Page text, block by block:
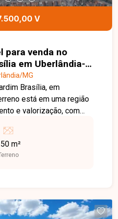
V
para venda no
em Uberlândia-
MG
Brasília, em
está em uma região
e valorização, com
e próximo a
farmácias, comércios e
praticidade e
para projetos
para a construção da
m²